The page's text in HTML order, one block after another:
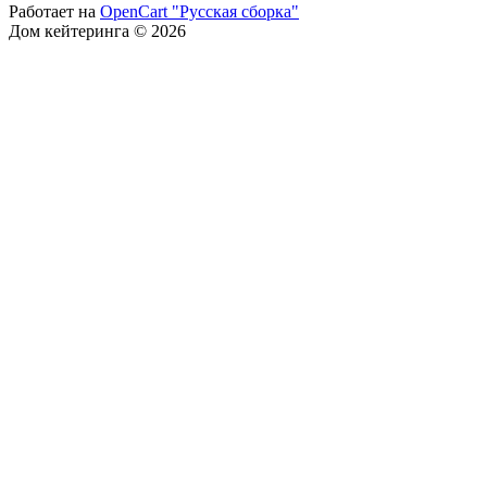
Работает на OpenCart "Русская сборка"
Дом кейтеринга © 2026